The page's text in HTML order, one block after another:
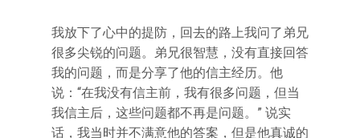
我放下了心中的提防，回去的路上我问了弟兄
很多尖锐的问题。弟兄很智慧，没有直接回答
我的问题，而是分享了他的信主经历。他
说：“在我没有信主前，我有很多问题，但当
我信主后，这些问题都不再是问题。” 说实
话，我当时并不满意他的答案，但是他真诚的